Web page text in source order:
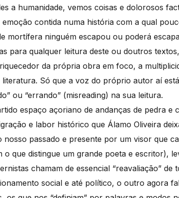
a humanidade, vemos coisas e dolorosos
contida numa história com a qual
mortífera ninguém escapou ou poderá
para qualquer leitura deste ou doutros
da própria obra em foco, a
literatura. Só que a voz do próprio autor aí
ou “errando” (misreading) na sua leitura.
espaço açoriano de andanças de pedra e
e labor histórico que Álamo Oliveira
nosso passado e presente por um visor que
o que distingue um grande poeta e escritor),
chamam de essencial “reavaliação”
social e até político, o outro agora